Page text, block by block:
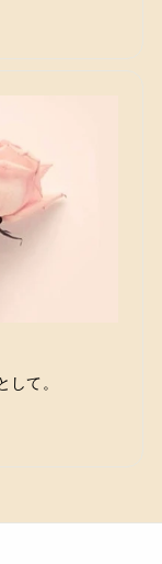
て。